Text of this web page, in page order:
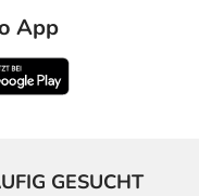
App
GESUCHT